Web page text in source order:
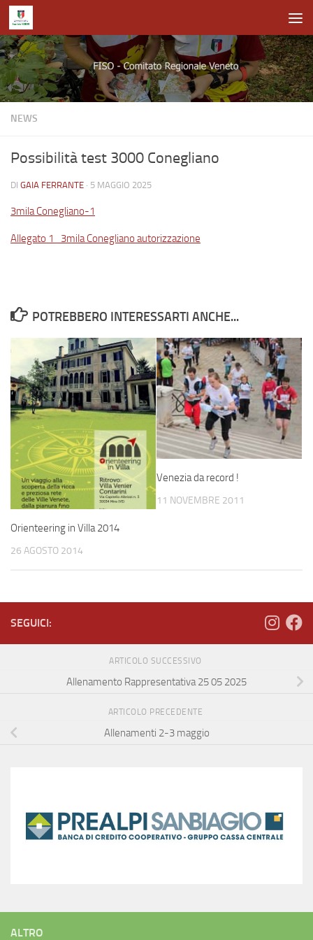
Salta al contenuto
NEWS
Possibilità test 3000 Conegliano
DI GAIA FERRANTE · 5 MAGGIO 2025
3mila Conegliano-1
Allegato 1_3mila Conegliano autorizzazione
POTREBBERO INTERESSARTI ANCHE...
Orienteering in Villa 2014
26 AGOSTO 2014
Venezia da record !
11 NOVEMBRE 2011
SEGUICI:
ARTICOLO SUCCESSIVO
Allenamento Rappresentativa 25 05 2025
ARTICOLO PRECEDENTE
Allenamenti 2-3 maggio
ALTRO